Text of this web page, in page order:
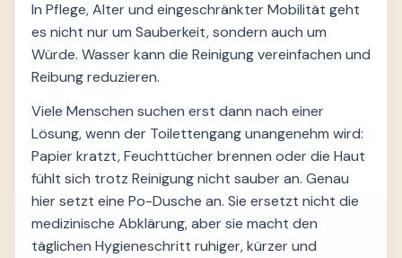
In Pflege, Alter und eingeschränkter Mobilität geht
es nicht nur um Sauberkeit, sondern auch um
Würde. Wasser kann die Reinigung vereinfachen und
Reibung reduzieren.
Viele Menschen suchen erst dann nach einer
Lösung, wenn der Toilettengang unangenehm wird:
Papier kratzt, Feuchttücher brennen oder die Haut
fühlt sich trotz Reinigung nicht sauber an. Genau
hier setzt eine Po-Dusche an. Sie ersetzt nicht die
medizinische Abklärung, aber sie macht den
täglichen Hygieneschritt ruhiger, kürzer und